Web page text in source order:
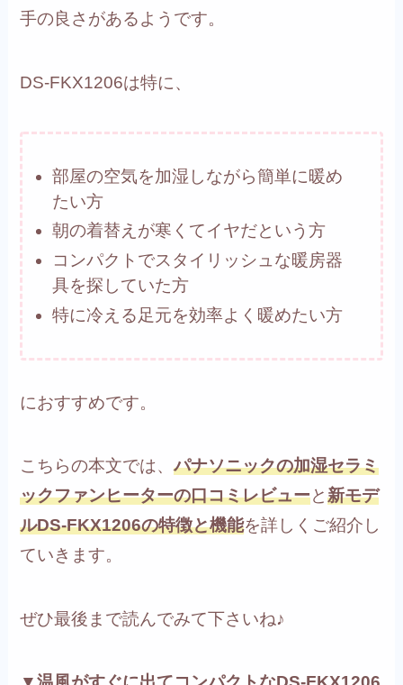
手の良さがあるようです。
DS-FKX1206は特に、
部屋の空気を加湿しながら簡単に暖め
たい方
朝の着替えが寒くてイヤだという方
コンパクトでスタイリッシュな暖房器
具を探していた方
特に冷える足元を効率よく暖めたい方
におすすめです。
こちらの本文では、パナソニックの加湿セラミ
ックファンヒーターの口コミレビューと新モデ
ルDS-FKX1206の特徴と機能を詳しくご紹介し
ていきます。
ぜひ最後まで読んでみて下さいね♪